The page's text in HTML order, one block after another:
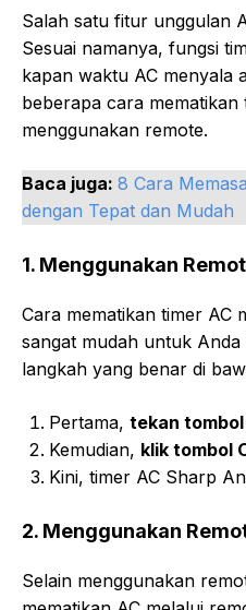
Salah satu fitur unggulan
Sesuai namanya, fungsi
kapan waktu AC menyala
beberapa cara
menggunakan remote.
Baca juga: 8 Cara
dengan Tepat dan Mudah
1. Menggunakan
Cara mematikan timer AC
sangat mudah untuk
langkah yang benar di
Pertama, tekan tombol
Kemudian, klik tombol
Kini, timer AC Sharp
2. Menggunakan
Selain menggunakan